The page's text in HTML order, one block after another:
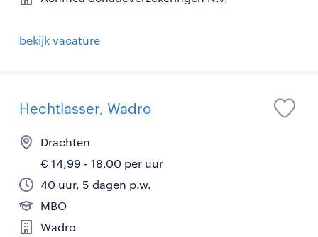
bekijk vacature
Hechtlasser, Wadro
Drachten
€ 14,99 - 18,00 per uur
40 uur, 5 dagen p.w.
MBO
Wadro